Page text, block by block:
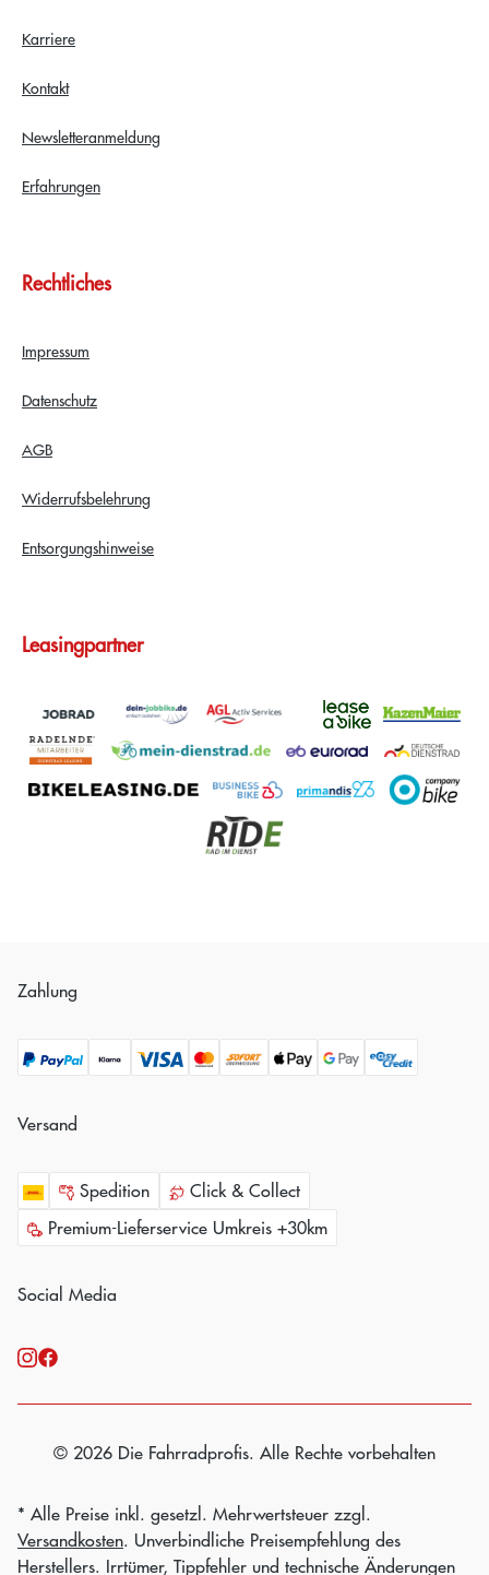
Karriere
Kontakt
Newsletteranmeldung
Erfahrungen
Rechtliches
Impressum
Datenschutz
AGB
Widerrufsbelehrung
Entsorgungshinweise
Leasingpartner
Zahlung
Versand
Spedition
Click & Collect
Premium-Lieferservice Umkreis +30km
Social Media
© 2026 Die Fahrradprofis. Alle Rechte vorbehalten
* Alle Preise inkl. gesetzl. Mehrwertsteuer zzgl.
Versandkosten. Unverbindliche Preisempfehlung des
Herstellers. Irrtümer, Tippfehler und technische Änderungen